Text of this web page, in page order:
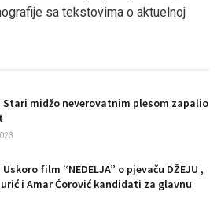
sa tekstovima o aktuelnoj
Stari midžo neverovatnim plesom zapalio
Uskoro film “NEDELJA” o pjevaču DŽEJU ,
i Amar Ćorović kandidati za glavnu